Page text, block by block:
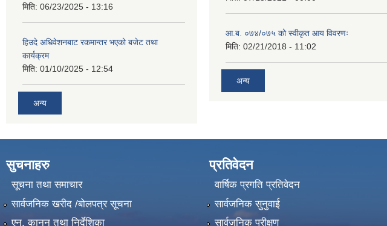
मिति: 06/23/2025 - 13:16
हिउदे अधिवेशनबाट रकमान्तर भएको बजेट तथा
कार्यक्रम
मिति: 01/10/2025 - 12:54
अन्य
आ.ब. ०७४/०७५ को स्वीकृत आय विवरणः
मिति: 02/21/2018 - 11:02
अन्य
सुचनाहरु
सूचना तथा समाचार
सार्वजनिक खरीद /बोलपत्र सूचना
एन, कानुन तथा निर्देशिका
प्रतिवेदन
वार्षिक प्रगति प्रतिवेदन
सार्वजनिक सुनुवाई
सार्वजनिक परीक्षण